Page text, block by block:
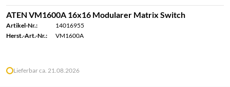
ATEN VM1600A 16x16 Modularer Matrix Switch
Artikel-Nr.:
14016955
Herst.-Art.-Nr.:
VM1600A
Lieferbar ca. 21.08.2026